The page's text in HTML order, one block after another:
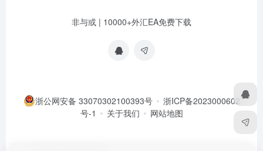
非与或 | 10000+外汇EA免费下载
浙公网安备 33070302100393号
浙ICP备2023000602
号-1
关于我们 网站地图